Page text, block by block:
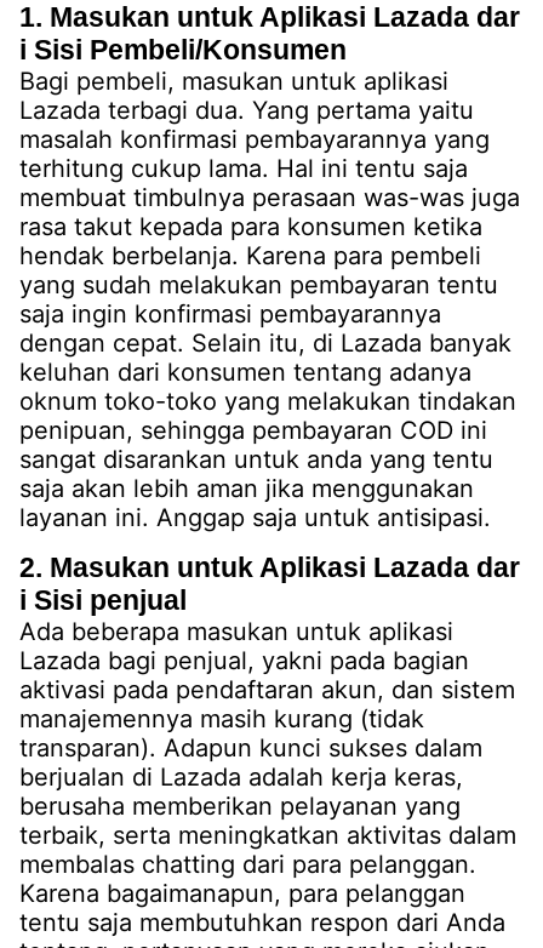
1. Masukan untuk Aplikasi Lazada dar
i Sisi Pembeli/Konsumen
Bagi pembeli, masukan untuk aplikasi
Lazada terbagi dua. Yang pertama yaitu
masalah konfirmasi pembayarannya yang
terhitung cukup lama. Hal ini tentu saja
membuat timbulnya perasaan was-was juga
rasa takut kepada para konsumen ketika
hendak berbelanja. Karena para pembeli
yang sudah melakukan pembayaran tentu
saja ingin konfirmasi pembayarannya
dengan cepat. Selain itu, di Lazada banyak
keluhan dari konsumen tentang adanya
oknum toko-toko yang melakukan tindakan
penipuan, sehingga pembayaran COD ini
sangat disarankan untuk anda yang tentu
saja akan lebih aman jika menggunakan
layanan ini. Anggap saja untuk antisipasi.
2. Masukan untuk Aplikasi Lazada dar
i Sisi penjual
Ada beberapa masukan untuk aplikasi
Lazada bagi penjual, yakni pada bagian
aktivasi pada pendaftaran akun, dan sistem
manajemennya masih kurang (tidak
transparan). Adapun kunci sukses dalam
berjualan di Lazada adalah kerja keras,
berusaha memberikan pelayanan yang
terbaik, serta meningkatkan aktivitas dalam
membalas chatting dari para pelanggan.
Karena bagaimanapun, para pelanggan
tentu saja membutuhkan respon dari Anda